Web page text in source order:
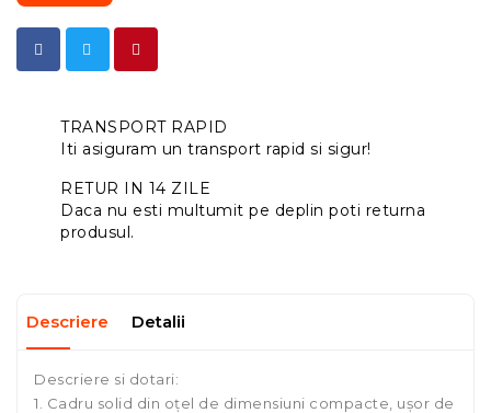
TRANSPORT RAPID
Iti asiguram un transport rapid si sigur!
RETUR IN 14 ZILE
Daca nu esti multumit pe deplin poti returna
produsul.
Descriere Detalii
Descriere si dotari:
1. Cadru solid din oțel de dimensiuni compacte, ușor de